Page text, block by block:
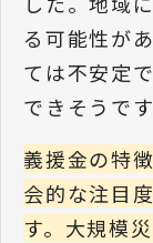
る可能性が
ては不安定
できそうです
義援金の特
会的な注目
す。大規模